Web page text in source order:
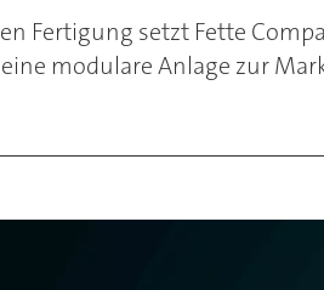
Fertigung setzt Fette
modulare Anlage zur